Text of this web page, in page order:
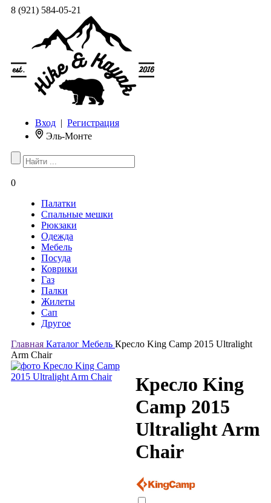
8 (921) 584-05-21
Вход | Регистрация
Эль-Монте
0
Палатки
Спальные мешки
Рюкзаки
Одежда
Мебель
Посуда
Коврики
Газ
Палки
Жилеты
Сап
Другое
Главная Каталог Мебель Кресло King Camp 2015 Ultralight
Arm Chair
Кресло King
Camp 2015
Ultralight Arm
Chair